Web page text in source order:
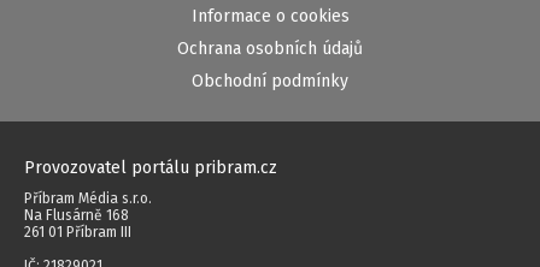
Informace o cookies
Ochrana osobních údajů
Obchodní podmínky
Provozovatel portálu pribram.cz
Příbram Média s.r.o.
Na Flusárně 168
261 01 Příbram III